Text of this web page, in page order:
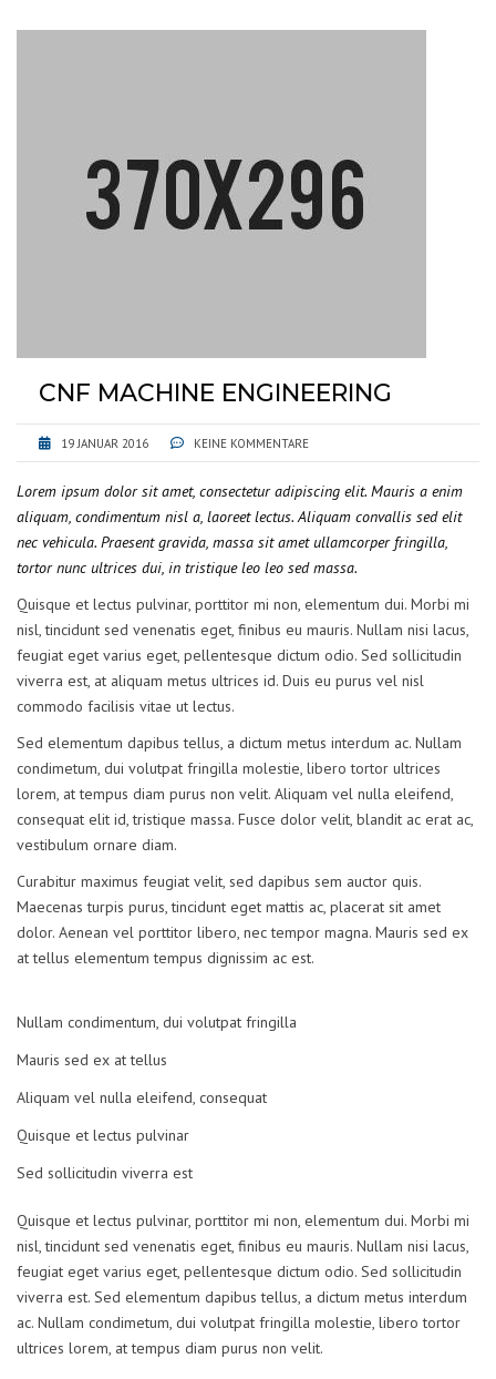
CNF MACHINE ENGINEERING
19 JANUAR 2016 KEINE KOMMENTARE
Lorem ipsum dolor sit amet, consectetur adipiscing elit. Mauris a enim
aliquam, condimentum nisl a, laoreet lectus. Aliquam convallis sed elit
nec vehicula. Praesent gravida, massa sit amet ullamcorper fringilla,
tortor nunc ultrices dui, in tristique leo leo sed massa.
Quisque et lectus pulvinar, porttitor mi non, elementum dui. Morbi mi
nisl, tincidunt sed venenatis eget, finibus eu mauris. Nullam nisi lacus,
feugiat eget varius eget, pellentesque dictum odio. Sed sollicitudin
viverra est, at aliquam metus ultrices id. Duis eu purus vel nisl
commodo facilisis vitae ut lectus.
Sed elementum dapibus tellus, a dictum metus interdum ac. Nullam
condimetum, dui volutpat fringilla molestie, libero tortor ultrices
lorem, at tempus diam purus non velit. Aliquam vel nulla eleifend,
consequat elit id, tristique massa. Fusce dolor velit, blandit ac erat ac,
vestibulum ornare diam.
Curabitur maximus feugiat velit, sed dapibus sem auctor quis.
Maecenas turpis purus, tincidunt eget mattis ac, placerat sit amet
dolor. Aenean vel porttitor libero, nec tempor magna. Mauris sed ex
at tellus elementum tempus dignissim ac est.
Nullam condimentum, dui volutpat fringilla
Mauris sed ex at tellus
Aliquam vel nulla eleifend, consequat
Quisque et lectus pulvinar
Sed sollicitudin viverra est
Quisque et lectus pulvinar, porttitor mi non, elementum dui. Morbi mi
nisl, tincidunt sed venenatis eget, finibus eu mauris. Nullam nisi lacus,
feugiat eget varius eget, pellentesque dictum odio. Sed sollicitudin
viverra est. Sed elementum dapibus tellus, a dictum metus interdum
ac. Nullam condimetum, dui volutpat fringilla molestie, libero tortor
ultrices lorem, at tempus diam purus non velit.